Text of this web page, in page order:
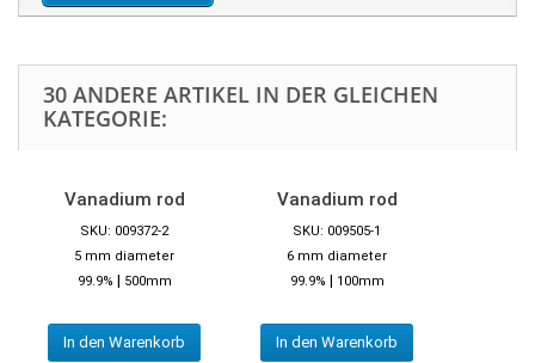
30 ANDERE ARTIKEL IN DER GLEICHEN
KATEGORIE:
Vanadium rod
SKU: 009372-2
5 mm diameter
99.9% | 500mm
In den Warenkorb
Vanadium rod
SKU: 009505-1
6 mm diameter
99.9% | 100mm
In den Warenkorb